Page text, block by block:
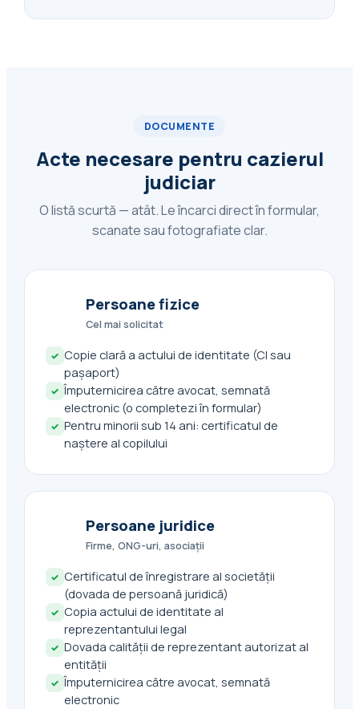
DOCUMENTE
Acte necesare pentru cazierul
judiciar
O listă scurtă — atât. Le încarci direct în formular,
scanate sau fotografiate clar.
Persoane fizice
Cel mai solicitat
✓ Copie clară a actului de identitate (CI sau
pașaport)
✓ Împuternicirea către avocat, semnată
electronic (o completezi în formular)
✓ Pentru minorii sub 14 ani: certificatul de
naștere al copilului
Persoane juridice
Firme, ONG-uri, asociații
✓ Certificatul de înregistrare al societății
(dovada de persoană juridică)
✓ Copia actului de identitate al
reprezentantului legal
✓ Dovada calității de reprezentant autorizat al
entității
✓ Împuternicirea către avocat, semnată
electronic